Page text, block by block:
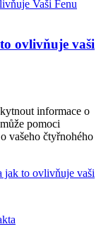
ovlivňuje vaši
informace o
pomoci
vašeho čtyřnohého
jak to ovlivňuje vaši